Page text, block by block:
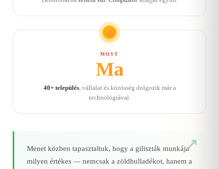
MOST
Ma
40+ település, vállalat és közösség dolgozik már a
technológiával.
Menet közben tapasztaltuk, hogy a giliszták munkája
milyen értékes — nemcsak a zöldhulladékot, hanem a